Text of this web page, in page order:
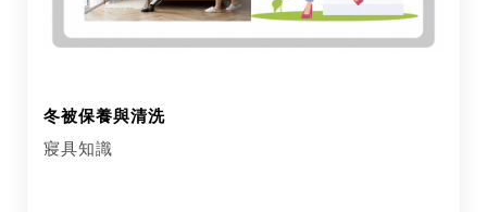
冬被保養與清洗
寢具知識